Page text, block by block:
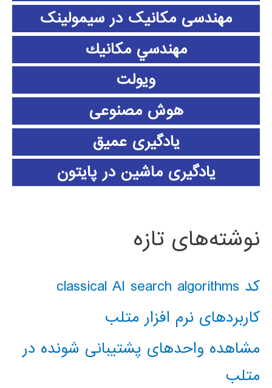
مهندسی مکانیک در سیمولینک
مهندسي مكانيك
ویولت
هوش مصنوعی
یادگیری عمیق
یادگیری ماشین در پایتون
نوشته‌های تازه
کد classical AI search algorithms
کاربردهای نرم افزار متلب
مشاهده واحدهای پشتیبانی شونده در
متلب